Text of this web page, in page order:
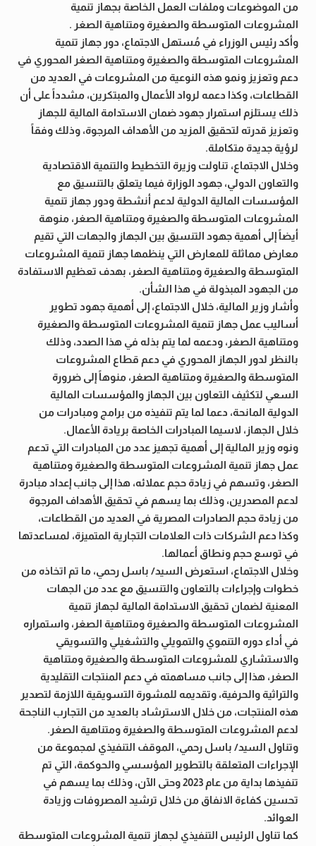
من الموضوعات وملفات العمل الخاصة بجهاز تنمية
المشروعات المتوسطة والصغيرة ومتناهية الصغر .
وأكد رئيس الوزراء في مُستهل الاجتماع، دور جهاز تنمية
المشروعات المتوسطة والصغيرة ومتناهية الصغر المحوري في
دعم وتعزيز ونمو هذه النوعية من المشروعات في العديد من
القطاعات، وكذا دعمه لرواد الأعمال والمبتكرين، مشدداً على أن
ذلك يستلزم استمرار جهود ضمان الاستدامة المالية للجهاز
وتعزيز قدرته لتحقيق المزيد من الأهداف المرجوة، وذلك وفقاً
لرؤية جديدة متكاملة.
وخلال الاجتماع، تناولت وزيرة التخطيط والتنمية الاقتصادية
والتعاون الدولي، جهود الوزارة فيما يتعلق بالتنسيق مع
المؤسسات المالية الدولية لدعم أنشطة ودور جهاز تنمية
المشروعات المتوسطة والصغيرة ومتناهية الصغر، منوهة
أيضاً إلى أهمية جهود التنسيق بين الجهاز والجهات التي تقيم
معارض مماثلة للمعارض التي ينظمها جهاز تنمية المشروعات
المتوسطة والصغيرة ومتناهية الصغر، بهدف تعظيم الاستفادة
من الجهود المبذولة في هذا الشأن.
وأشار وزير المالية، خلال الاجتماع، إلى أهمية جهود تطوير
أساليب عمل جهاز تنمية المشروعات المتوسطة والصغيرة
ومتناهية الصغر، ودعمه لما يتم بذله في هذا الصدد، وذلك
بالنظر لدور الجهاز المحوري في دعم قطاع المشروعات
المتوسطة والصغيرة ومتناهية الصغر، منوهاً إلى ضرورة
السعي لتكثيف التعاون بين الجهاز والمؤسسات المالية
الدولية المانحة، دعما لما يتم تنفيذه من برامج ومبادرات من
خلال الجهاز، لاسيما المبادرات الخاصة بريادة الأعمال.
ونوه وزير المالية إلى أهمية تجهيز عدد من المبادرات التي تدعم
عمل جهاز تنمية المشروعات المتوسطة والصغيرة ومتناهية
الصغر، وتسهم في زيادة حجم عملائه، هذا إلى جانب إعداد مبادرة
لدعم المصدرين، وذلك بما يسهم في تحقيق الأهداف المرجوة
من زيادة حجم الصادرات المصرية في العديد من القطاعات،
وكذا دعم الشركات ذات العلامات التجارية المتميزة، لمساعدتها
في توسع حجم ونطاق أعمالها.
وخلال الاجتماع، استعرض السيد/ باسل رحمي، ما تم اتخاذه من
خطوات وإجراءات بالتعاون والتنسيق مع عدد من الجهات
المعنية لضمان تحقيق الاستدامة المالية لجهاز تنمية
المشروعات المتوسطة والصغيرة ومتناهية الصغر، واستمراره
في أداء دوره التنموي والتمويلي والتشغيلي والتسويقي
والاستشاري للمشروعات المتوسطة والصغيرة ومتناهية
الصغر، هذا إلى جانب مساهمته في دعم المنتجات التقليدية
والتراثية والحرفية، وتقديمه للمشورة التسويقية اللازمة لتصدير
هذه المنتجات، من خلال الاسترشاد بالعديد من التجارب الناجحة
لدعم المشروعات المتوسطة والصغيرة ومتناهية الصغر.
وتناول السيد/ باسل رحمي، الموقف التنفيذي لمجموعة من
الإجراءات المتعلقة بالتطوير المؤسسي والحوكمة، التي تم
تنفيذها بداية من عام 2023 وحتى الآن، وذلك بما يسهم في
تحسين كفاءة الانفاق من خلال ترشيد المصروفات وزيادة
العوائد.
كما تناول الرئيس التنفيذي لجهاز تنمية المشروعات المتوسطة